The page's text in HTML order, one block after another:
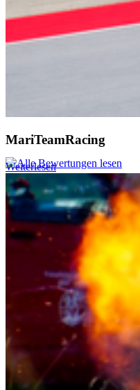
MariTeamRacing
Weiterlesen